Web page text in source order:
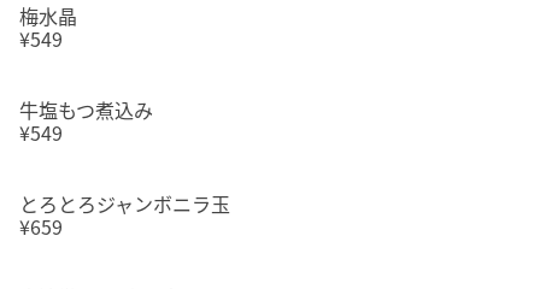
梅水晶
¥549
牛塩もつ煮込み
¥549
とろとろジャンボニラ玉
¥659